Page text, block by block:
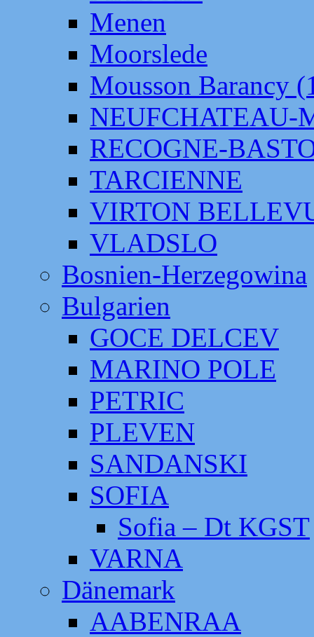
Menen
Moorslede
Mousson Barancy
NEUFCHATEAU-
RECOGNE-
TARCIENNE
VIRTON
VLADSLO
Bosnien-Herzegowina
Bulgarien
GOCE DELCEV
MARINO POLE
PETRIC
PLEVEN
SANDANSKI
SOFIA
Sofia – Dt KGST
VARNA
Dänemark
AABENRAA